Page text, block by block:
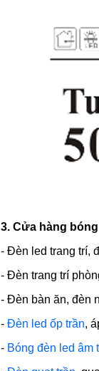
3. Cửa hàng
- Đèn led trang trí,
- Đèn trang trí
- Đèn bàn ăn, đèn
- Đèn led ốp trần,
- Bóng đèn led âm